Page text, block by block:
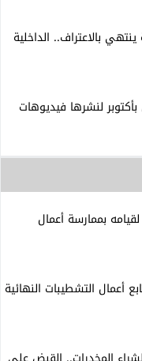
بالاعتراف.. الداخلية
لنشرها فيديوهات
بممارسة أعمال
أعمال التشطيبات النهائية